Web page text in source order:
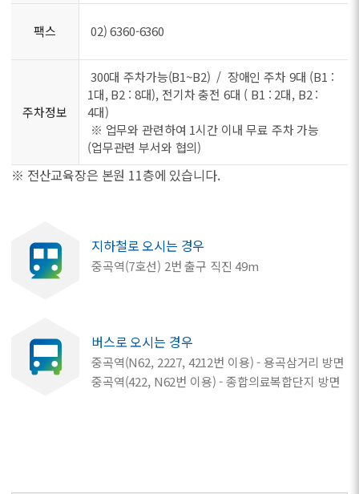
팩스 02) 6360-6360
주차정보
300대 주차가능(B1~B2) / 장애인 주차 9대 (B1 :
1대, B2 : 8대), 전기차 충전 6대 ( B1 : 2대, B2 :
4대)
※ 업무와 관련하여 1시간 이내 무료 주차 가능
(업무관련 부서와 협의)
※ 전산교육장은 본원 11층에 있습니다.
지하철로 오시는 경우
중곡역(7호선) 2번 출구 직진 49m
버스로 오시는 경우
중곡역(N62, 2227, 4212번 이용) - 용곡삼거리 방면
중곡역(422, N62번 이용) - 종합의료복합단지 방면